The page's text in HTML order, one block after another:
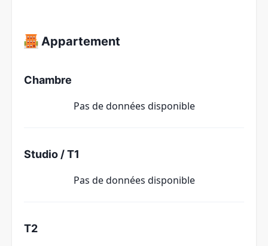
Appartement
Chambre
Pas de données disponible
Studio / T1
Pas de données disponible
T2